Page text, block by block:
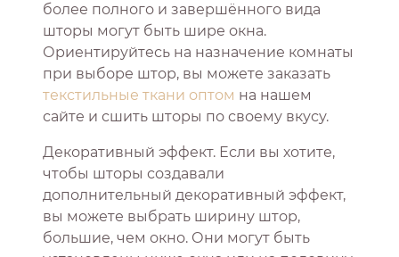
более полного и завершённого вида
шторы могут быть шире окна.
Ориентируйтесь на назначение комнаты
при выборе штор, вы можете заказать
текстильные ткани оптом на нашем
сайте и сшить шторы по своему вкусу.
Декоративный эффект. Если вы хотите,
чтобы шторы создавали
дополнительный декоративный эффект,
вы можете выбрать ширину штор,
большие, чем окно. Они могут быть